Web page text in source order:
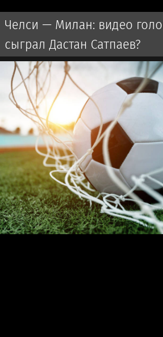
Челси — Милан: видео
сыграл Дастан Сатпаев?